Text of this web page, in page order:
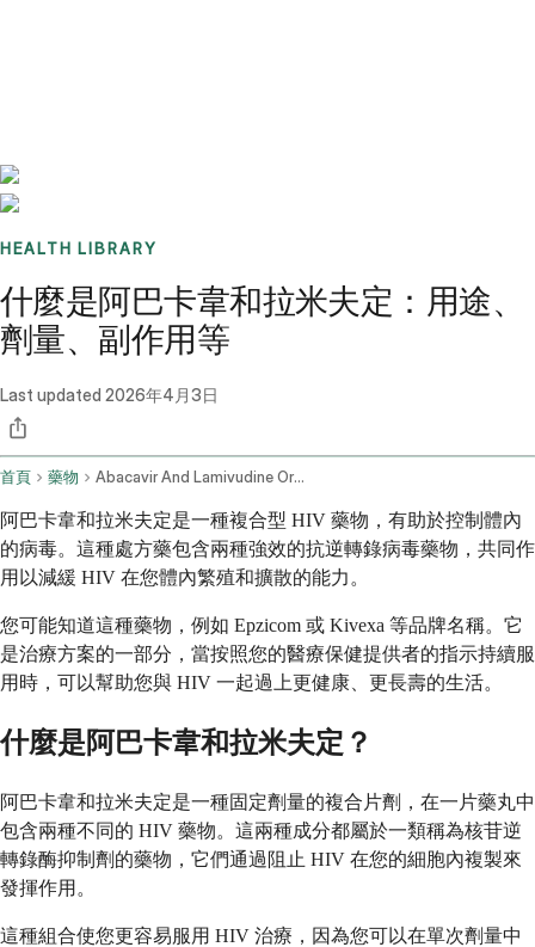
HEALTH LIBRARY
什麼是阿巴卡韋和拉米夫定：用途、
劑量、副作用等
Last updated 2026年4月3日
首頁 藥物 Abacavir And Lamivudine Oral Route
阿巴卡韋和拉米夫定是一種複合型 HIV 藥物，有助於控制體內
的病毒。這種處方藥包含兩種強效的抗逆轉錄病毒藥物，共同作
用以減緩 HIV 在您體內繁殖和擴散的能力。
您可能知道這種藥物，例如 Epzicom 或 Kivexa 等品牌名稱。它
是治療方案的一部分，當按照您的醫療保健提供者的指示持續服
用時，可以幫助您與 HIV 一起過上更健康、更長壽的生活。
什麼是阿巴卡韋和拉米夫定？
阿巴卡韋和拉米夫定是一種固定劑量的複合片劑，在一片藥丸中
包含兩種不同的 HIV 藥物。這兩種成分都屬於一類稱為核苷逆
轉錄酶抑制劑的藥物，它們通過阻止 HIV 在您的細胞內複製來
發揮作用。
這種組合使您更容易服用 HIV 治療，因為您可以在單次劑量中